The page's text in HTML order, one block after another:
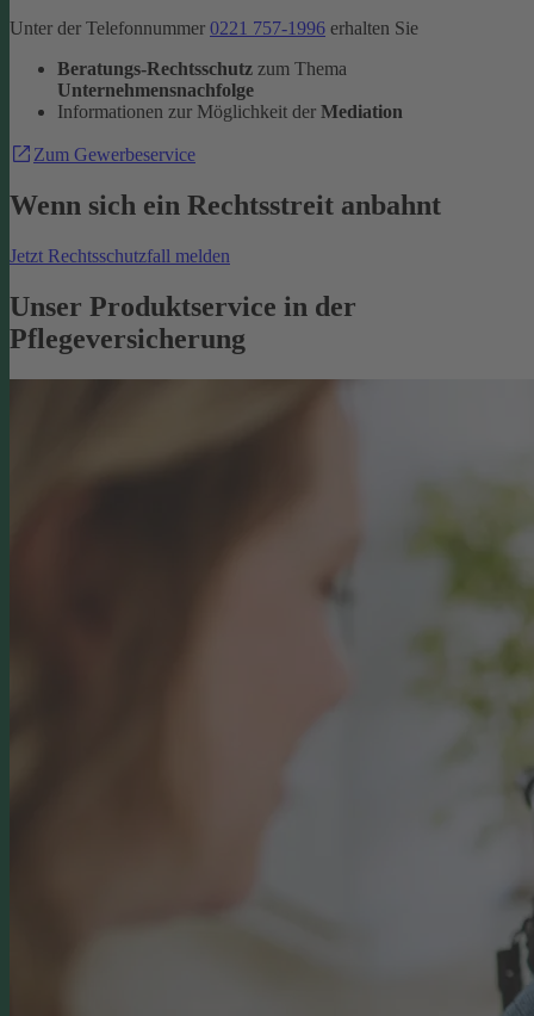
Unter der Telefonnummer 0221 757-1996 erhalten Sie
Beratungs-Rechtsschutz zum Thema
Unternehmensnachfolge
Informationen zur Möglichkeit der Mediation
Zum Gewerbeservice
Wenn sich ein Rechtsstreit anbahnt
Jetzt Rechtsschutzfall melden
Unser Produktservice in der
Pflegeversicherung